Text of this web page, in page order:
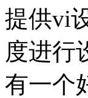
提供vi
度进行
有一个